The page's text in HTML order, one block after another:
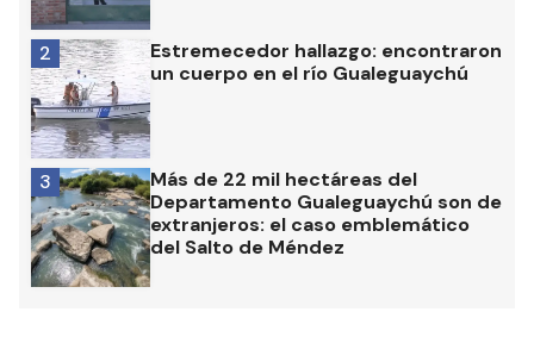
Estremecedor hallazgo: encontraron
un cuerpo en el río Gualeguaychú
2
Más de 22 mil hectáreas del
Departamento Gualeguaychú son de
extranjeros: el caso emblemático
del Salto de Méndez
3